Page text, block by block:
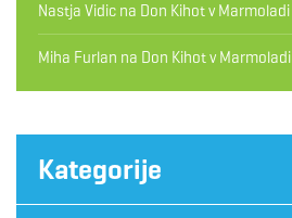
Nastja Vidic na Don Kihot v Marmoladi
Miha Furlan na Don Kihot v Marmoladi
Kategorije